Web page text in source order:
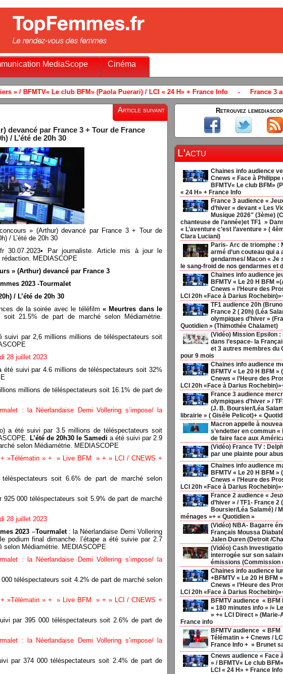
MediaScope Cinéma
Puerari) / LCI « 24 H» + France Info-France 3 audience "Jeux Olympiques
Article suivant
devancé par France 3 + Tour de France
/ L’été de 20h 30
» (Arthur) devancé par France 3 + Tour de
/ L’été de 20h 30
30.07.2023• Par journaliste. Article mis à jour le
MEDIASCOPE
» (Arthur) devancé par France 3
2023 -Tourmalet
/ L’été de 20h 30
de la soirée avec le téléfilm « Meurtres dans le
21.5% de part de marché selon Médiamétrie.
suivi par 2,6 millions millions de téléspectateurs soit
28 juillet 2023
été suivi par 4.6 millions de téléspectateurs soit 32%
millions de téléspectateurs soit 16.1% de part de
: la Néerlandaise Demi Vollering s’impose/ la
a été suivi par 3.5 millions de téléspectateurs soit
L’été de 20h30 le Samedi a été suivi par 2.9
selon Médiamétrie. MEDIASCOPE
+ »Télématin » + » Live BFM » + » LCI / CNEWS +
soit 6.6% de part de marché selon
000 téléspectateurs soit 5.9% de part de marché
28 juillet 2023
2023 –Tourmalet: la Néerlandaise Demi Vollering
podium final dimanche. l’étape a été suivie par 2.7
Médiamétrie. MEDIASCOPE
: la Néerlandaise Demi Vollering s’impose/ la
téléspectateurs soit 4.2% de part de marché selon
+ »Télématin » + » Live BFM » + » LCI / CNEWS +
par 395 000 téléspectateurs soit 2.6% de part de
: la Néerlandaise Demi Vollering s’impose/ la
par 374 000 téléspectateurs soit 2.4% de part de
Retrouvez
L'actu
Chaines info audience
Cnews « Face à Philippe
BFMTV« Le club BFM»
« 24 H» + France Info
France 3 audience «
d’hiver » devant « Les
Musique 2026″ (3ème)
chanteuse de l’année)et TF1 »
« L’aventure c’est l’aventure » (
Clara Luciani)
Paris- Arc de triomphe :
armé d’un couteau qui a
gendarmes/ Macon « Je
le sang-froid de nos gendarmes et
Chaines info audience
BFMTV « Le 20 H BFM
Cnews « l’Heure des
LCI 20h «Face à Darius
TF1 audience 20h
France 2 ( 20h) (Léa
olympiques d’hiver »
Quotidien » (Thimothée Chalamet)
(Vidéo) Mission Epsilon :
dans l’espace- la
et 3 autres membres du
pour 9 mois
Chaines info audience
BFMTV « Le 20 H BFM »
Cnews « l’Heure des
LCI 20h «Face à Darius
France 3 audience
olympiques d’hiver » /
(J. B. Boursier/Léa
librairie » ( Gisèle Pelicot)+ «
Macron appelle à
s’endetter en commun «
de faire face aux
(Vidéo) France TV :
par une plainte pour
Chaines info audience
BFMTV « Le 20 H BFM
Cnews « l’Heure des
LCI 20h «Face à Darius
France 2 audience «
d’hiver » / TF1- France 2
Boursier/Léa Salamé) /
ménages »+ « Quotidien »
(Vidéo) NBA- Bagarre
Français Moussa
Jalen Duren (Detroit /
(Vidéo) Cash
interrogée sur son
émissions (Commission
Chaines info audience
+BFMTV « Le 20 H BFM
Cnews « l’Heure des
LCI 20h «Face à Darius
BFMTV audience « BFM
« 180 minutes info » /«
» +« LCI Direct » (Marie-
France info
BFMTV audience «
Télématin » + Cnews /
France Info + » Brunet
Cnews audience « Face
» / BFMTV« Le club
LCI « 24 H» + France Info